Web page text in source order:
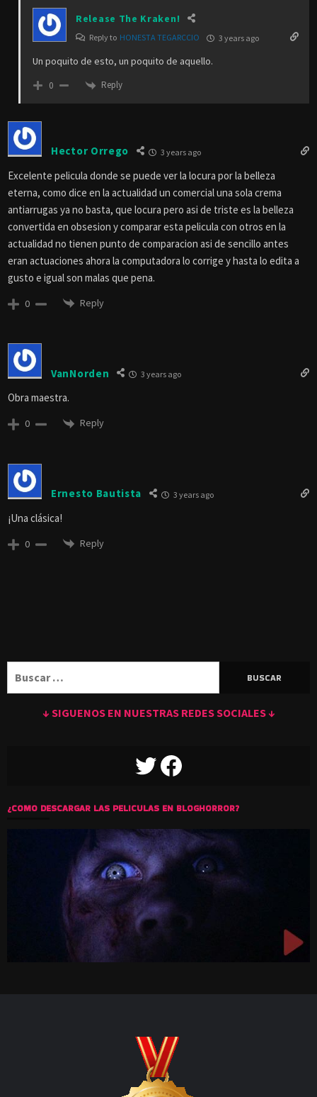
Release The Kraken!
Reply to HONESTA TEGARCCIO 3 years ago
Un poquito de esto, un poquito de aquello.
0 Reply
Hector Orrego 3 years ago
Excelente pelicula donde se puede ver la locura por la belleza
eterna, como dice en la actualidad un comercial una sola crema
antiarrugas ya no basta, que locura pero asi de triste es la belleza
convertida en obsesion y comparar esta pelicula con otros en la
actualidad no tienen punto de comparacion asi de sencillo antes
eran actuaciones ahora la computadora lo corrige y hasta lo edita a
gusto e igual son malas que pena.
0 Reply
VanNorden 3 years ago
Obra maestra.
0 Reply
Ernesto Bautista 3 years ago
¡Una clásica!
0 Reply
↓ SIGUENOS EN NUESTRAS REDES SOCIALES ↓
TWITTERFACEBOOK
¿COMO DESCARGAR LAS PELICULAS EN BLOGHORROR?